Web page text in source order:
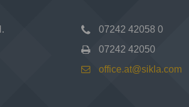
07242 42058 0
07242 42050
office.at@sikla.com